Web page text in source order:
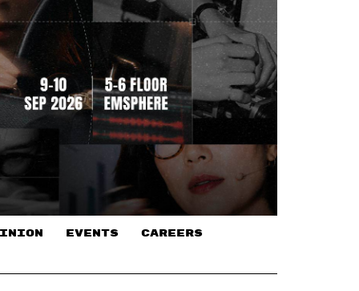
EVENTS CAREERS